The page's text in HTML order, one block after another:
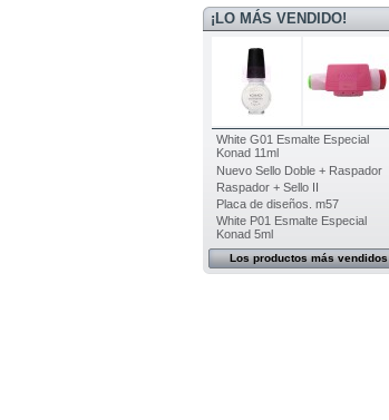
¡LO MÁS VENDIDO!
White G01 Esmalte Especial
Konad 11ml
Nuevo Sello Doble + Raspador
Raspador + Sello II
Placa de diseños. m57
White P01 Esmalte Especial
Konad 5ml
Los productos más vendidos